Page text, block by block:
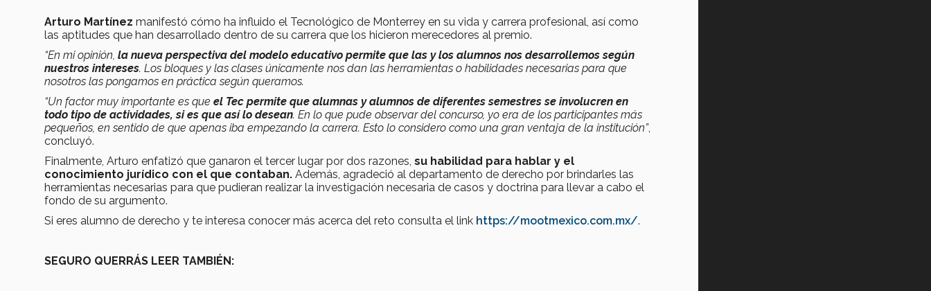
Arturo Martínez manifestó cómo ha influido el Tecnológico de Monterrey en su vida y carrera profesional, así como
las aptitudes que han desarrollado dentro de su carrera que los hicieron merecedores al premio.
“En mi opinión, la nueva perspectiva del modelo educativo permite que las y los alumnos nos desarrollemos según
nuestros intereses. Los bloques y las clases únicamente nos dan las herramientas o habilidades necesarias para que
nosotros las pongamos en práctica según queramos.
“Un factor muy importante es que el Tec permite que alumnas y alumnos de diferentes semestres se involucren en
todo tipo de actividades, si es que así lo desean. En lo que pude observar del concurso, yo era de los participantes más
pequeños, en sentido de que apenas iba empezando la carrera. Esto lo considero como una gran ventaja de la institución”,
concluyó.
Finalmente, Arturo enfatizó que ganaron el tercer lugar por dos razones, su habilidad para hablar y el
conocimiento jurídico con el que contaban. Además, agradeció al departamento de derecho por brindarles las
herramientas necesarias para que pudieran realizar la investigación necesaria de casos y doctrina para llevar a cabo el
fondo de su argumento.
Si eres alumno de derecho y te interesa conocer más acerca del reto consulta el link https://mootmexico.com.mx/.
SEGURO QUERRÁS LEER TAMBIÉN: